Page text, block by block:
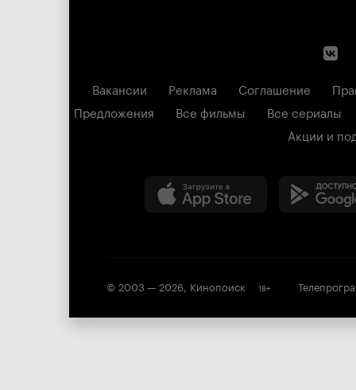
Вакансии Реклама Соглашение
Предложения
Все фильмы
Все сериалы
Акции и
© 2003 — 2026, Кинопоиск 18+